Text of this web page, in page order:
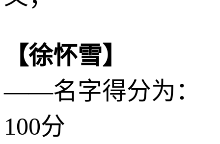
【徐怀雪】
——名字得分为：
100分